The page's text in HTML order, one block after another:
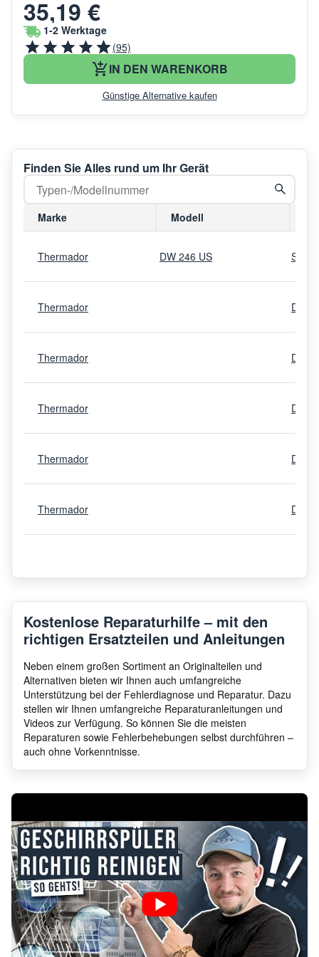
35,19 €
1-2 Werktage
(95)
IN DEN WARENKORB
Günstige Alternative kaufen
Finden Sie Alles rund um Ihr Gerät
Marke Modell
Thermador DW 246 US
Thermador
Thermador
Thermador
Thermador
Thermador
Thermador
Thermador
Thermador
Thermador
Kostenlose Reparaturhilfe – mit den
richtigen Ersatzteilen und Anleitungen
Neben einem großen Sortiment an Originalteilen und
Alternativen bieten wir Ihnen auch umfangreiche
Unterstützung bei der Fehlerdiagnose und Reparatur. Dazu
stellen wir Ihnen umfangreiche Reparaturanleitungen und
Videos zur Verfügung. So können Sie die meisten
Reparaturen sowie Fehlerbehebungen selbst durchführen –
auch ohne Vorkenntnisse.